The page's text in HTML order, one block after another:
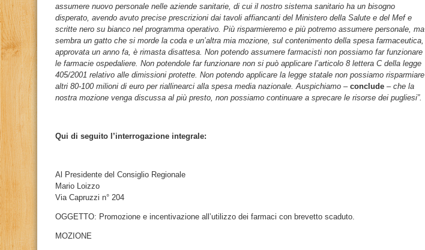
assumere nuovo personale nelle aziende sanitarie, di cui il nostro sistema sanitario ha un bisogno
disperato, avendo avuto precise prescrizioni dai tavoli affiancanti del Ministero della Salute e del Mef e
scritte nero su bianco nel programma operativo. Più risparmieremo e più potremo assumere personale, ma
sembra un gatto che si morde la coda e un’altra mia mozione, sul contenimento della spesa farmaceutica,
approvata un anno fa, è rimasta disattesa. Non potendo assumere farmacisti non possiamo far funzionare
le farmacie ospedaliere. Non potendole far funzionare non si può applicare l’articolo 8 lettera C della legge
405/2001 relativo alle dimissioni protette. Non potendo applicare la legge statale non possiamo risparmiare
altri 80-100 milioni di euro per riallinearci alla spesa media nazionale. Auspichiamo – conclude – che la
nostra mozione venga discussa al più presto, non possiamo continuare a sprecare le risorse dei pugliesi”.
Qui di seguito l’interrogazione integrale:
Al Presidente del Consiglio Regionale
Mario Loizzo
Via Capruzzi n° 204
OGGETTO: Promozione e incentivazione all’utilizzo dei farmaci con brevetto scaduto.
MOZIONE